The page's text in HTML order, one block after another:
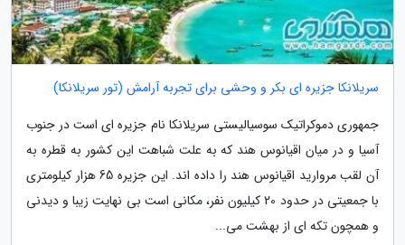
سریلانکا جزیره ای بکر و وحشی برای تجربه آرامش (تور سریلانکا)
جمهوری دموکراتیک سوسیالیستی سریلانکا نام جزیره ای است در جنوب
آسیا و در میان اقیانوس هند که به علت شباهت این کشور به قطره به
آن لقب مروارید اقیانوس هند را داده اند. این جزیره 65 هزار کیلومتری
با جمعیتی در حدود 20 کیلیون نفر، مکانی است بی نهایت زیبا و دیدنی
و همچون تکه ای از بهشت می...